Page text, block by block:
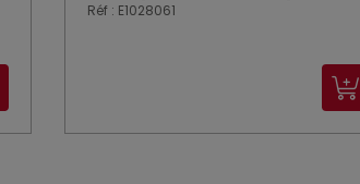
Réf : E1028061